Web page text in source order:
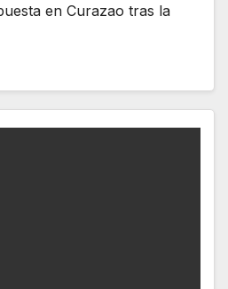
en Curazao tras la